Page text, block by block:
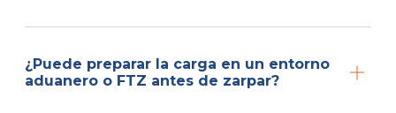
¿Puede preparar la carga en un entorno
aduanero o FTZ antes de zarpar?